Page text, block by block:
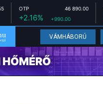
OTP 46 890.00
+2.16% +990.00
VÁMHÁBORÚ